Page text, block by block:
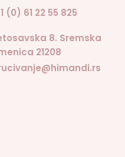
(0) 61 22 55 825
8. Sremska
21208